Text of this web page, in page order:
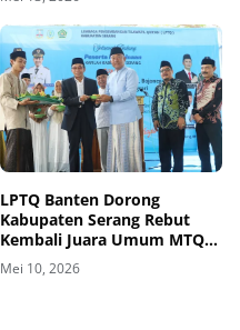
Kabupaten Tangerang
LPTQ Banten Dorong
Kabupaten Serang Rebut
Kembali Juara Umum MTQ
Tingkat Provinsi
Mei 10, 2026